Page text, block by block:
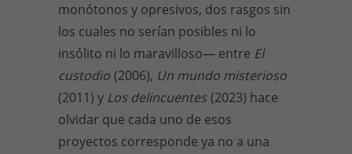
monótonos y opresivos, dos rasgos sin
los cuales no serían posibles ni lo
insólito ni lo maravilloso— entre El
custodio (2006), Un mundo misterioso
(2011) y Los delincuentes (2023) hace
olvidar que cada uno de esos
proyectos corresponde ya no a una